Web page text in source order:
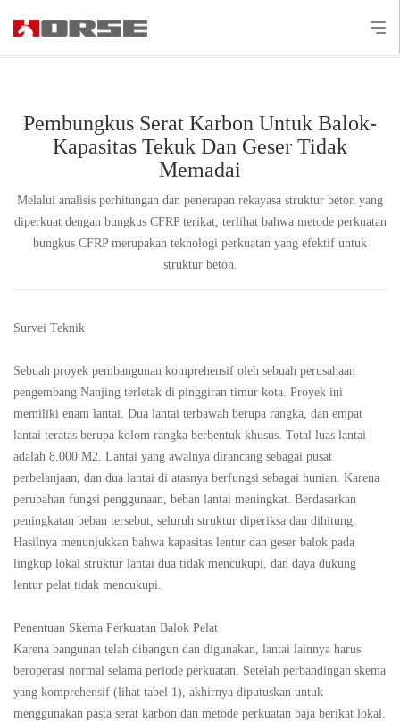
Pembungkus Serat Karbon Untuk Balok-
Kapasitas Tekuk Dan Geser Tidak
Memadai
Melalui analisis perhitungan dan penerapan rekayasa struktur beton yang
diperkuat dengan bungkus CFRP terikat, terlihat bahwa metode perkuatan
bungkus CFRP merupakan teknologi perkuatan yang efektif untuk
struktur beton.
Survei Teknik
Sebuah proyek pembangunan komprehensif oleh sebuah perusahaan
pengembang Nanjing terletak di pinggiran timur kota. Proyek ini
memiliki enam lantai. Dua lantai terbawah berupa rangka, dan empat
lantai teratas berupa kolom rangka berbentuk khusus. Total luas lantai
adalah 8.000 M2. Lantai yang awalnya dirancang sebagai pusat
perbelanjaan, dan dua lantai di atasnya berfungsi sebagai hunian. Karena
perubahan fungsi penggunaan, beban lantai meningkat. Berdasarkan
peningkatan beban tersebut, seluruh struktur diperiksa dan dihitung.
Hasilnya menunjukkan bahwa kapasitas lentur dan geser balok pada
lingkup lokal struktur lantai dua tidak mencukupi, dan daya dukung
lentur pelat tidak mencukupi.
Penentuan Skema Perkuatan Balok Pelat
Karena bangunan telah dibangun dan digunakan, lantai lainnya harus
beroperasi normal selama periode perkuatan. Setelah perbandingan skema
yang komprehensif (lihat tabel 1), akhirnya diputuskan untuk
menggunakan pasta serat karbon dan metode perkuatan baja berikat lokal.